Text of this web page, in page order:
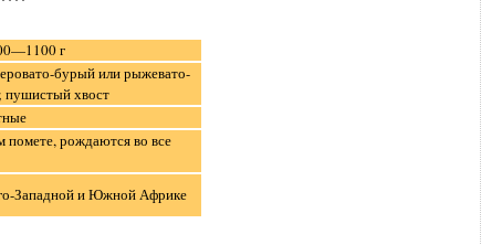
г
бурый или рыжевато-
пушистый хвост
рождаются во все
Западной и Южной Африке